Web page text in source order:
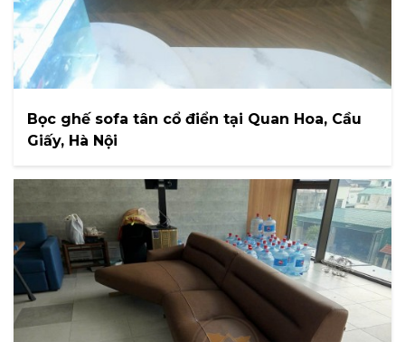
Bọc ghế sofa tân cổ điển tại Quan Hoa, Cầu
Giấy, Hà Nội